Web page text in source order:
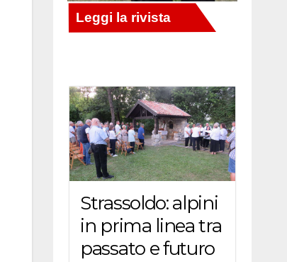
Strassoldo: alpini
in prima linea tra
passato e futuro